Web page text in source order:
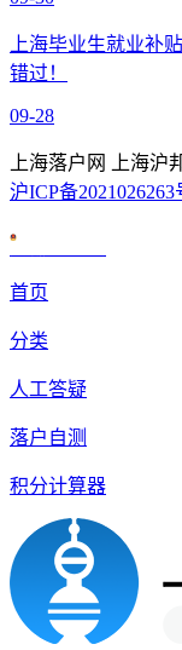
上海毕业生就业补
错过！
09-28
上海落户网 上海沪
沪ICP备2021026263
首页
分类
人工答疑
落户自测
积分计算器